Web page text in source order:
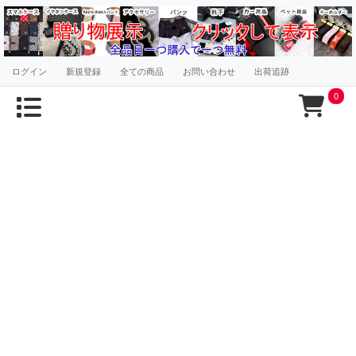
ログイン 新規登録 全ての商品 お問い合わせ 出荷追跡
0